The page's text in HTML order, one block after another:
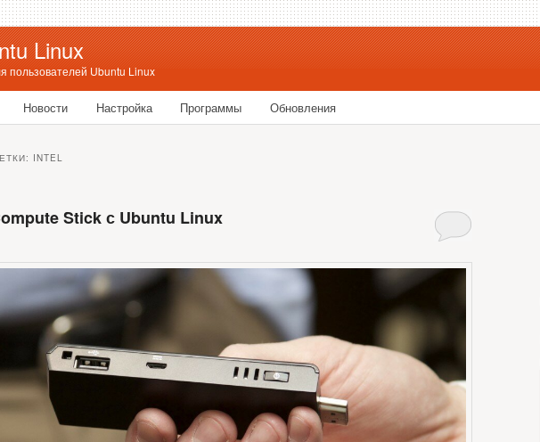
Linux
пользователей Ubuntu Linux
к основному содержимому
к дополнительному содержимому
Новости Настройка Программы Обновления
INTEL
Stick с Ubuntu Linux